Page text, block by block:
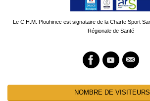
Le C.H.M. Plouhinec est signataire de la Charte Sport
Régionale de Santé
NOMBRE DE VISITEURS